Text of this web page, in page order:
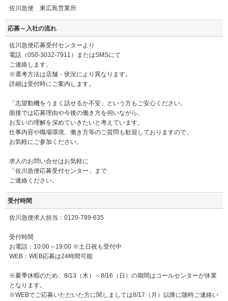
佐川急便 東広島営業所
応募～入社の流れ
佐川急便応募受付センターより
電話（050-3032-7911）またはSMSにて
ご連絡します。
※選考方法は店舗・状況により異なります。
詳細は受付時にご案内します。
「志望動機をうまく話せるか不安」という方もご安心ください。
面接では応募理由や今後の働き方を伺いながら、
お互いの理解を深めていきたいと考えています。
仕事内容や職場環境、働き方等のご質問も歓迎しておりますので、
お気軽にご参加ください。
求人のお問い合せはお気軽に
「佐川急便応募受付センター」まで
ご連絡ください。
受付時間
佐川急便求人担当：0120-789-635
受付時間
お電話：10:00～19:00 ※土日祝も受付中
WEB：WEB応募は24時間可能
※夏季休暇のため、8/13（木）～8/16（日）の期間はコールセンターが休業
となります。
※WEBでご応募いただいた方に関しましては8/17（月）以降に随時ご連絡い